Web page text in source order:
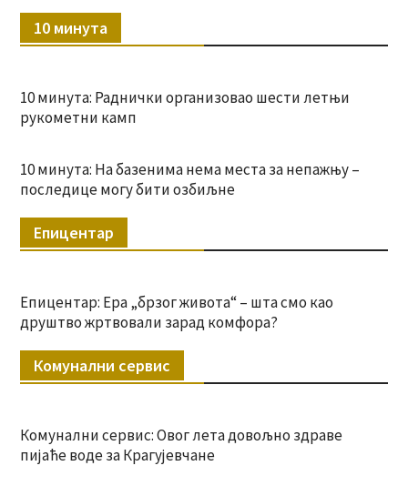
10 минута
10 минута: Раднички организовао шести летњи
рукометни камп
10 минута: На базенима нема места за непажњу –
последице могу бити озбиљне
Епицентар
Епицентар: Ера „брзог живота“ – шта смо као
друштво жртвовали зарад комфора?
Комунални сервис
Комунални сервис: Овог лета довољно здраве
пијаће воде за Крагујевчане